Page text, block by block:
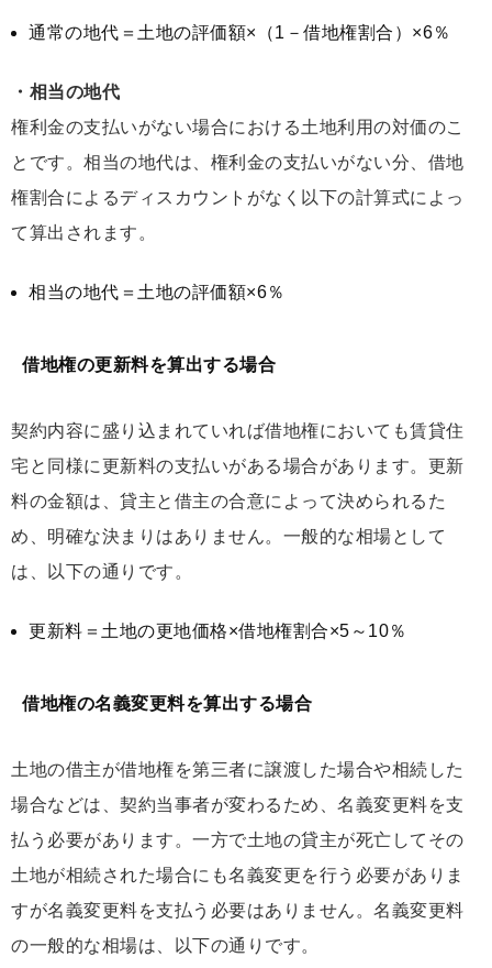
通常の地代＝土地の評価額×（1－借地権割合）×6％
・相当の地代
権利金の支払いがない場合における土地利用の対価のこ
とです。相当の地代は、権利金の支払いがない分、借地
権割合によるディスカウントがなく以下の計算式によっ
て算出されます。
相当の地代＝土地の評価額×6％
借地権の更新料を算出する場合
契約内容に盛り込まれていれば借地権においても賃貸住
宅と同様に更新料の支払いがある場合があります。更新
料の金額は、貸主と借主の合意によって決められるた
め、明確な決まりはありません。一般的な相場として
は、以下の通りです。
更新料＝土地の更地価格×借地権割合×5～10％
借地権の名義変更料を算出する場合
土地の借主が借地権を第三者に譲渡した場合や相続した
場合などは、契約当事者が変わるため、名義変更料を支
払う必要があります。一方で土地の貸主が死亡してその
土地が相続された場合にも名義変更を行う必要がありま
すが名義変更料を支払う必要はありません。名義変更料
の一般的な相場は、以下の通りです。